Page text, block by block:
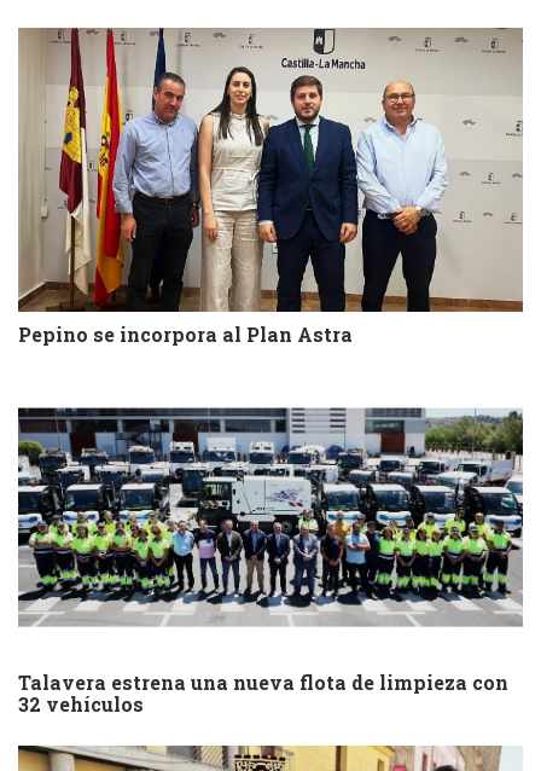
Pepino se incorpora al Plan Astra
Talavera estrena una nueva flota de limpieza con
32 vehículos